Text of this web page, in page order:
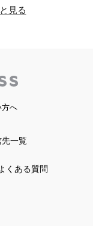
見る
方へ
先一覧
くある質問